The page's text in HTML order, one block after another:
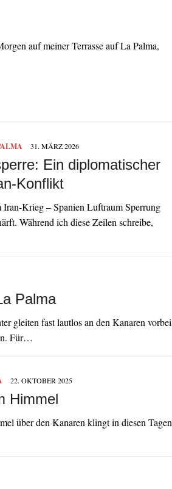
auf meiner Terrasse auf La Palma,
31. MÄRZ 2026
Ein diplomatischer
Konflikt
Iran-Krieg – Spanien Luftraum Sperrung
Während ich diese Zeilen schreibe,
Palma
gleiten fast lautlos an den Kanaren vorbei
Für…
22. OKTOBER 2025
Himmel
über den Kanaren klingt in diesen Tagen